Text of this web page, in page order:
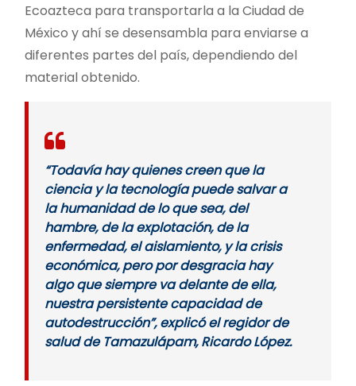
Ecoazteca para transportarla a la Ciudad de
México y ahí se desensambla para enviarse a
diferentes partes del país, dependiendo del
material obtenido.
“Todavía hay quienes creen que la
ciencia y la tecnología puede salvar a
la humanidad de lo que sea, del
hambre, de la explotación, de la
enfermedad, el aislamiento, y la crisis
económica, pero por desgracia hay
algo que siempre va delante de ella,
nuestra persistente capacidad de
autodestrucción”, explicó el regidor de
salud de Tamazulápam, Ricardo López.